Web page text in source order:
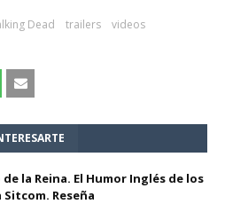
Dead trailers
videos
de la Reina. El Humor Inglés de los
Reseña